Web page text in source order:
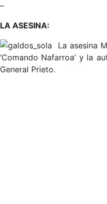
–
LA ASESINA:
La asesina
‘Comando Nafarroa’ y la
General Prieto.